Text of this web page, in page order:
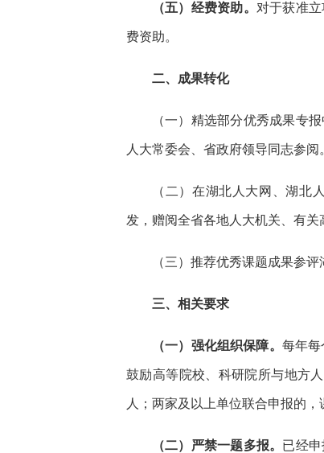
（五）经费资助。 对于获准
费资助。
二、成果转化
（一）精选部分优秀成果专
人大常委会、省政府领导同志参阅
（二）在湖北人大网、湖北
发，赠阅全省各地人大机关、有关
（三）推荐优秀课题成果参
三、相关要求
（一）强化组织保障。 每年每
鼓励高等院校、科研院所与地方
人；两家及以上单位联合申报的，
（二）严禁一题多报。 已经